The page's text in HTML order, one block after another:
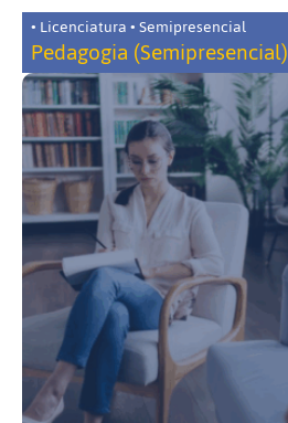
• Licenciatura • Semipresencial
Pedagogia (Semipresencial)